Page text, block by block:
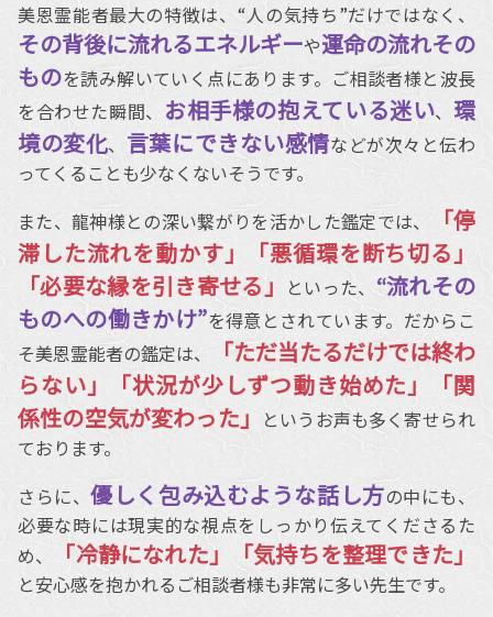
美恩霊能者最大の特徴は、“人の気持ち”だけではなく、
その背後に流れるエネルギーや運命の流れその
ものを読み解いていく点にあります。ご相談者様と波長
を合わせた瞬間、 お相手様の抱えている迷い、 環
境の変化、 言葉にできない感情などが次々と伝わ
ってくることも少なくないそうです。
また、龍神様との深い繋がりを活かした鑑定では、
「停
滞した流れを動かす」「悪循環を断ち切る」
「必要な縁を引き寄せる」
といった、 “流れその
ものへの働きかけ”を得意とされています。だからこ
そ美恩霊能者の鑑定は、
「ただ当たるだけでは終わ
らない」「状況が少しずつ動き始めた」「関
係性の空気が変わった」
というお声も多く寄せられ
ております。
さらに、優しく包み込むような話し方の中にも、
必要な時には現実的な視点をしっかり伝えてくださるた
め、
「冷静になれた」「気持ちを整理できた」
と安心感を抱かれるご相談者様も非常に多い先生です。